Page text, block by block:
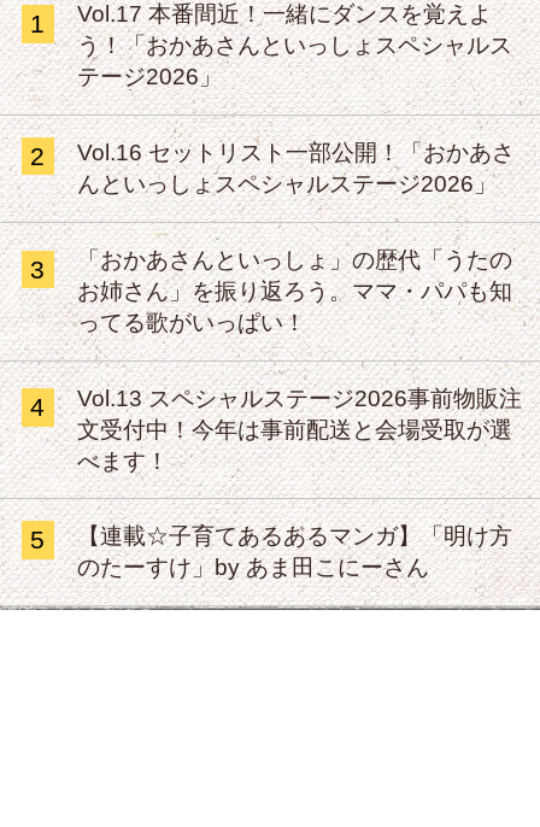
1
Vol.17 本番間近！一緒にダンスを覚えよ
う！「おかあさんといっしょスペシャルス
テージ2026」
2
Vol.16 セットリスト一部公開！「おかあさ
んといっしょスペシャルステージ2026」
3
「おかあさんといっしょ」の歴代「うたの
お姉さん」を振り返ろう。ママ・パパも知
ってる歌がいっぱい！
4
Vol.13 スペシャルステージ2026事前物販注
文受付中！今年は事前配送と会場受取が選
べます！
5
【連載☆子育てあるあるマンガ】「明け方
のたーすけ」by あま田こにーさん